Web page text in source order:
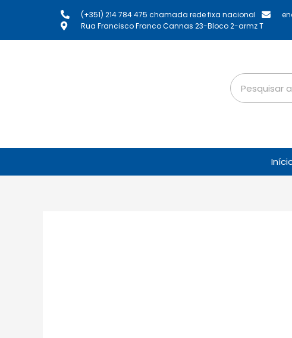
(+351) 214 784 475 chamada rede fixa nacional
Rua Francisco Franco Cannas 23-Bloco 2-armz T